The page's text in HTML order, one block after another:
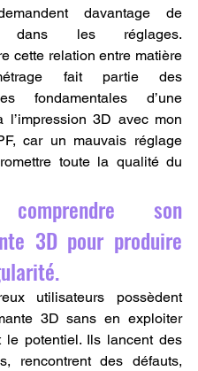
davantage de
dans les réglages.
cette relation entre matière
fait partie des
fondamentales d’une
l’impression 3D avec mon
car un mauvais réglage
toute la qualité du
son
3D pour produire
utilisateurs possèdent
3D sans en exploiter
le potentiel. Ils lancent des
rencontrent des défauts,